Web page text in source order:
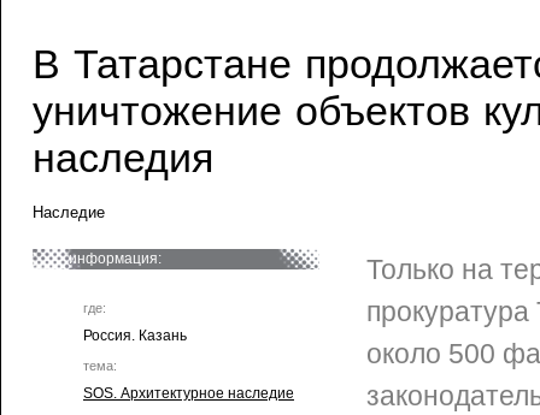
В Татарстане
уничтожение объектов
наследия
Наследие
информация:
где:
Россия. Казань
тема:
SOS. Архитектурное наследие
Только на
около 500